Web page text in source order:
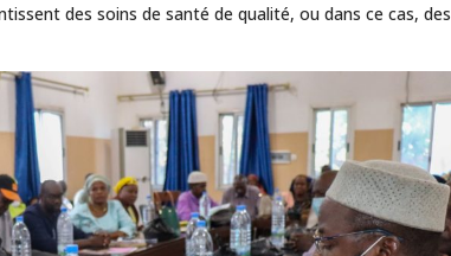
des soins de santé de qualité, ou dans ce cas, des